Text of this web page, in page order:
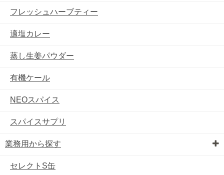
フレッシュハーブティー
適塩カレー
蒸し生姜パウダー
有機ケール
NEOスパイス
スパイスサプリ
業務用から探す
セレクトS缶